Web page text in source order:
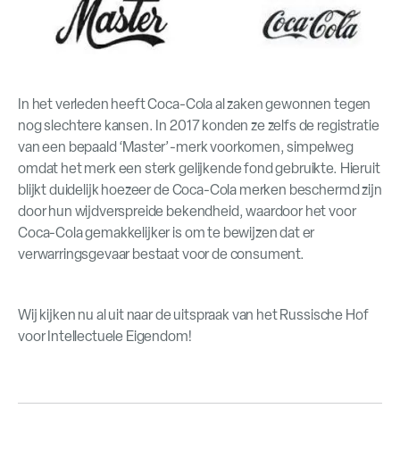
In het verleden heeft Coca-Cola al zaken gewonnen tegen
nog slechtere kansen. In 2017 konden ze zelfs de registratie
van een bepaald ‘Master’-merk voorkomen, simpelweg
omdat het merk een sterk gelijkende fond gebruikte. Hieruit
blijkt duidelijk hoezeer de Coca-Cola merken beschermd zijn
door hun wijdverspreide bekendheid, waardoor het voor
Coca-Cola gemakkelijker is om te bewijzen dat er
verwarringsgevaar bestaat voor de consument.
Wij kijken nu al uit naar de uitspraak van het Russische Hof
voor Intellectuele Eigendom!